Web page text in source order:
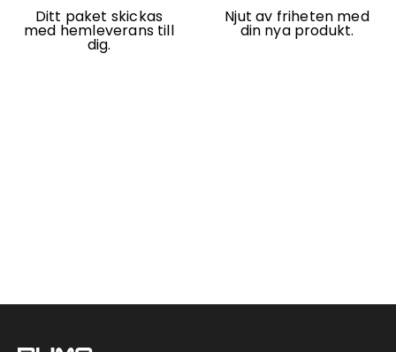
Ditt paket skickas
med hemleverans till
dig.
Njut av friheten med
din nya produkt.